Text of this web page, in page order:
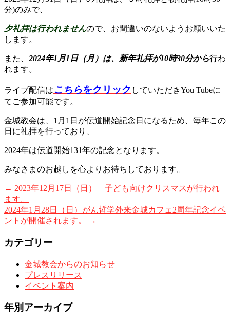
分)のみで、
夕礼拝は行われませんので、お間違いのないようお願いいた
します。
また、 2024年1月1日（月）は、新年礼拝が10時30分から行わ
れます。
ライブ配信はこちらをクリック していただきYou Tubeに
てご参加可能です。
金城教会は、1月1日が伝道開始記念日になるため、毎年この
日に礼拝を行っており、
2024年は伝道開始131年の記念となります。
みなさまのお越しを心よりお待ちしております。
← 2023年12月17日（日） 子ども向けクリスマスが行われ
ます。
2024年1月28日（日）がん哲学外来金城カフェ2周年記念イベ
ントが開催されます。
→
カテゴリー
金城教会からのお知らせ
プレスリリース
イベント案内
年別アーカイブ